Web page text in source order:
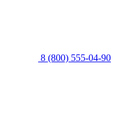
8 (800) 555-04-90